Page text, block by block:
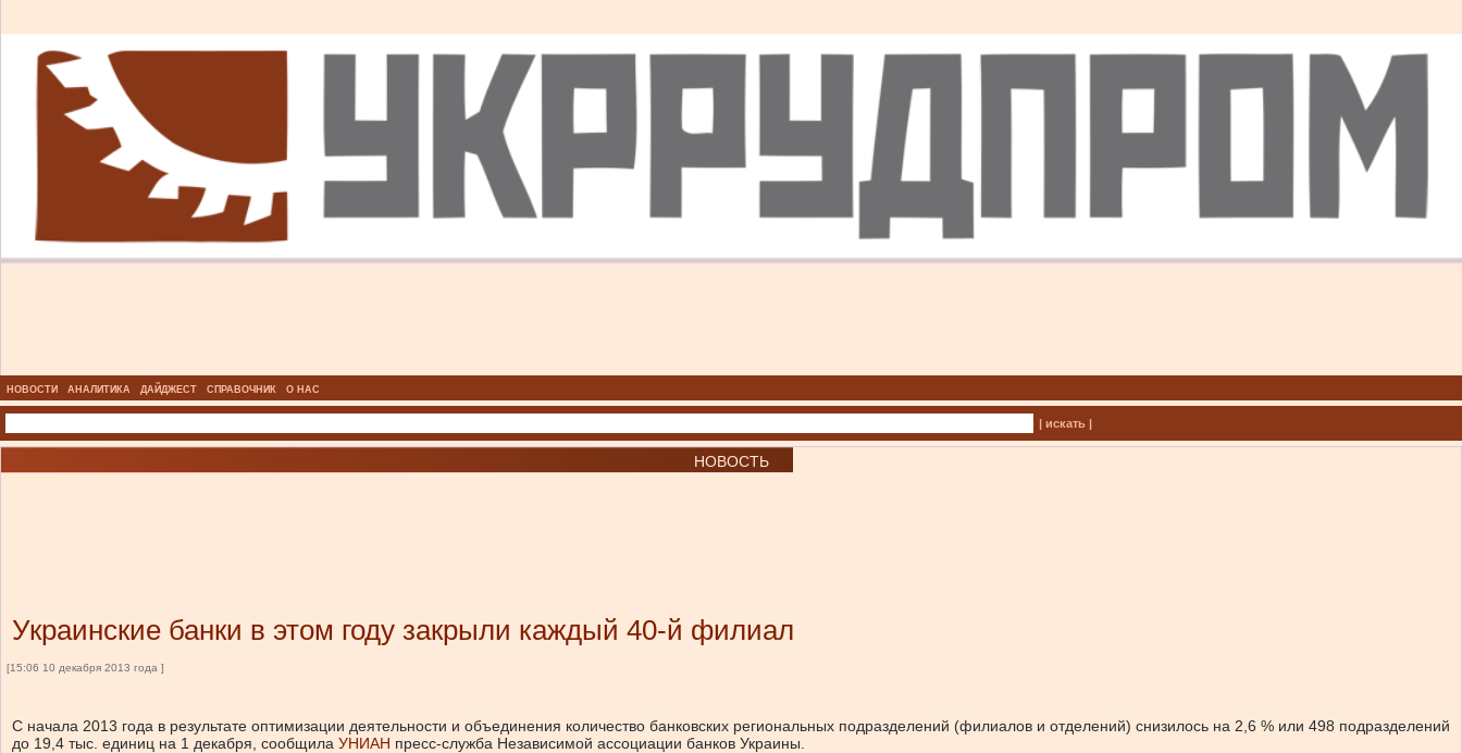
НОВОСТИ АНАЛИТИКА ДАЙДЖЕСТ СПРАВОЧНИК О НАС
| искать |
НОВОСТЬ
Украинские банки в этом году закрыли каждый 40-й филиал
[15:06 10 декабря 2013 года ]
С начала 2013 года в результате оптимизации деятельности и объединения количество банковских региональных подразделений (филиалов и отделений) снизилось на 2,6 % или 498 подразделений
до 19,4 тыс. единиц на 1 декабря, сообщила УНИАН пресс-служба Независимой ассоциации банков Украины.